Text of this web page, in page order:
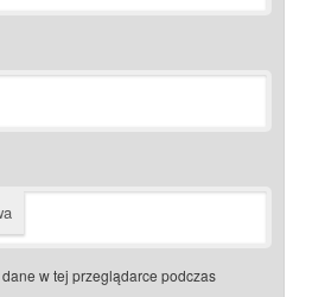
w tej przeglądarce podczas